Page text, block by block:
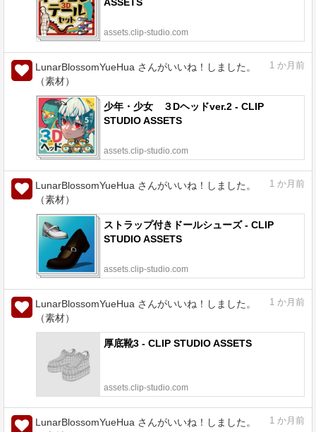
ASSETS
assets.clip-studio.com
LunarBlossomYueHua さんがいいね！しました。
（素材）
1 か月前
少年・少女 ３Dヘッドver.2 - CLIP
STUDIO ASSETS
assets.clip-studio.com
LunarBlossomYueHua さんがいいね！しました。
（素材）
1 か月前
ストラップ付きドールシューズ - CLIP
STUDIO ASSETS
assets.clip-studio.com
LunarBlossomYueHua さんがいいね！しました。
（素材）
1 か月前
厚底靴3 - CLIP STUDIO ASSETS
assets.clip-studio.com
LunarBlossomYueHua さんがいいね！しました。
1 か月前